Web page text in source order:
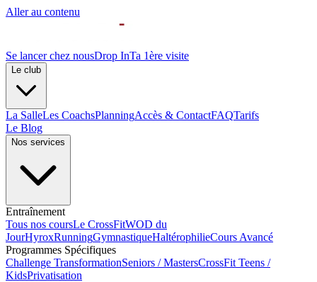
Aller au contenu
Se lancer chez nousDrop InTa 1ère visite
Le club
La SalleLes CoachsPlanningAccès & ContactFAQTarifs
Le Blog
Nos services
Entraînement
Tous nos coursLe CrossFitWOD du
JourHyroxRunningGymnastiqueHaltérophilieCours Avancé
Programmes Spécifiques
Challenge TransformationSeniors / MastersCrossFit Teens /
KidsPrivatisation